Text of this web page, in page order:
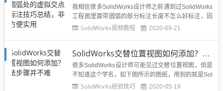
图纸尺...
我相信很多SolidWorks设计师之前遇到过SolidWorks
工程图里面带圆弧的部分标注长度不怎么好标注，因
为需要找虚拟的两条线的交点，如下图所示： 上图右
SolidWorks视频教程 2020-09-21
SolidWorks交替位置视图如何添加？方法步骤并不难
很多SolidWorks设计师可能见过交替位置视图，但是
不知道这个学名，如下图所示的图纸，用到的就是Sol
idWorks的交替位置视图，快速夹钳的两个工作状
SolidWorks经验技巧 2020-05-19